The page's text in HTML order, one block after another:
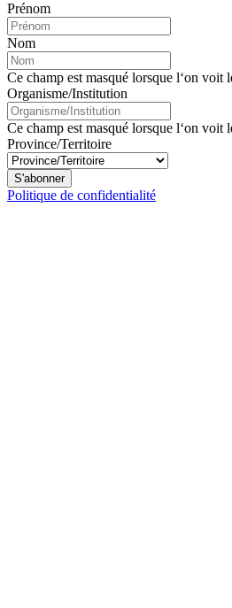
Prénom
Nom
Ce champ est masqué lorsque l‘on voit
Organisme/Institution
Ce champ est masqué lorsque l‘on voit
Province/Territoire
S'abonner
Politique de confidentialité